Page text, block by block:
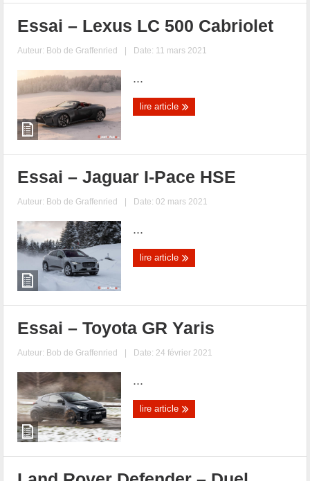
Essai – Lexus LC 500 Cabriolet
Auteur: Bob de Graffenried | Date: 11 mars 2021
...
lire article
Essai – Jaguar I-Pace HSE
Auteur: Bob de Graffenried | Date: 02 mars 2021
...
lire article
Essai – Toyota GR Yaris
Auteur: Bob de Graffenried | Date: 24 février 2021
...
lire article